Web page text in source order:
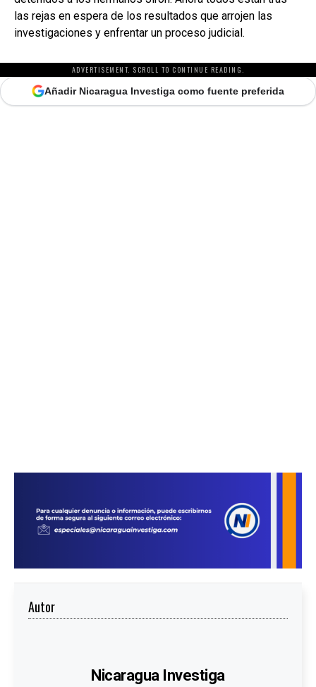
las rejas en espera de los resultados que arrojen las
investigaciones y enfrentar un proceso judicial.
ADVERTISEMENT. SCROLL TO CONTINUE READING.
Añadir Nicaragua Investiga como fuente preferida
Autor
Nicaragua Investiga